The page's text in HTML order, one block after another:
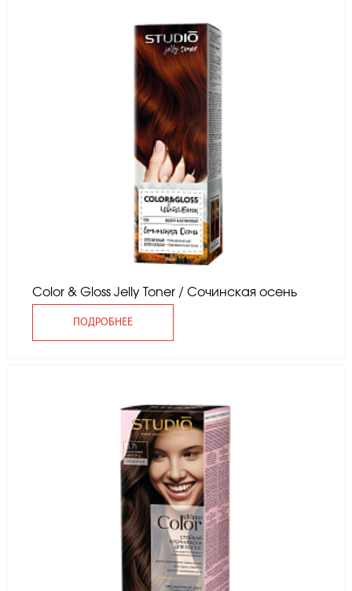
Color & Gloss Jelly Toner / Сочинская осень
ПОДРОБНЕЕ